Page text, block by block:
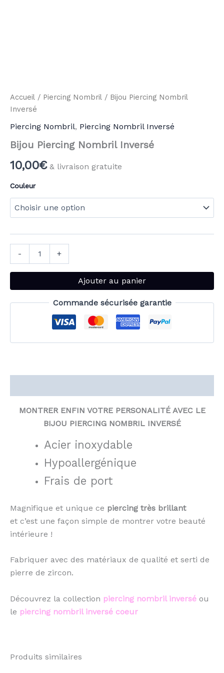
Accueil / Piercing Nombril / Bijou Piercing Nombril
Inversé
Piercing Nombril, Piercing Nombril Inversé
Bijou Piercing Nombril Inversé
10,00€ & livraison gratuite
Couleur
- +
Ajouter au panier
Commande sécurisée garantie
MONTRER ENFIN VOTRE PERSONALITÉ AVEC LE
BIJOU PIERCING NOMBRIL INVERSÉ
Acier inoxydable
Hypoallergénique
Frais de port
Magnifique et unique ce piercing très brillant
et c’est une façon simple de montrer votre beauté
intérieure !
Fabriquer avec des matériaux de qualité et serti de
pierre de zircon.
Découvrez la collection piercing nombril inversé ou
le piercing nombril inversé coeur
Produits similaires